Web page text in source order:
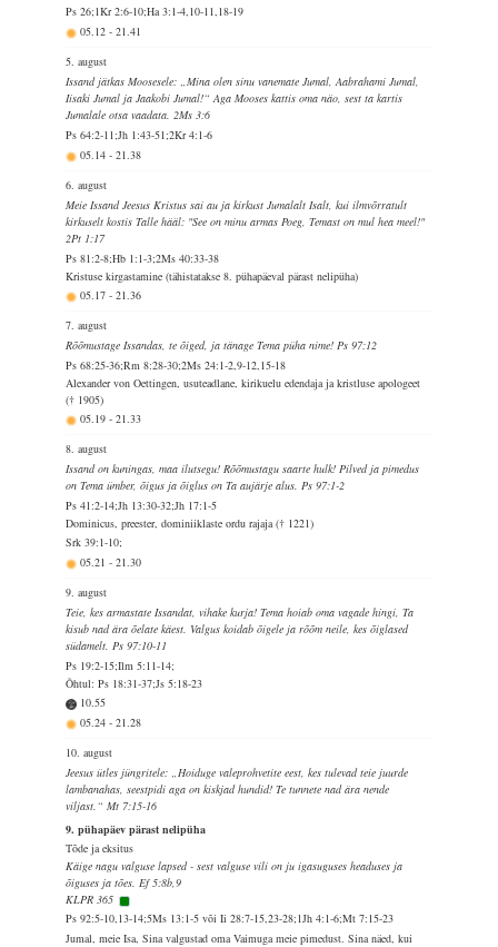
Ps 26;1Kr 2:6-10;Ha 3:1-4,10-11,18-19
05.12-21.41
5. august
Issand jätkas Moosesele: „Mina olen sinu vanemate Jumal, Aabrahami Jumal,
Iisaki Jumal ja Jaakobi Jumal!“ Aga Mooses kattis oma näo, sest ta kartis
Jumalale otsa vaadata. 2Ms 3:6
Ps 64:2-11;Jh 1:43-51;2Kr 4:1-6
05.14-21.38
6. august
Meie Issand Jeesus Kristus sai au ja kirkust Jumalalt Isalt, kui ilmvõrratult
kirkuselt kostis Talle hääl: "See on minu armas Poeg, Temast on mul hea meel!"
2Pt 1:17
Ps 81:2-8;Hb 1:1-3;2Ms 40:33-38
Kristuse kirgastamine (tähistatakse 8. pühapäeval pärast nelipüha)
05.17-21.36
7. august
Rõõmustage Issandas, te õiged, ja tänage Tema püha nime! Ps 97:12
Ps 68:25-36;Rm 8:28-30;2Ms 24:1-2,9-12,15-18
Alexander von Oettingen, usuteadlane, kirikuelu edendaja ja kristluse apologeet
(† 1905)
05.19-21.33
8. august
Issand on kuningas, maa ilutsegu! Rõõmustagu saarte hulk! Pilved ja pimedus
on Tema ümber, õigus ja õiglus on Ta aujärje alus. Ps 97:1-2
Ps 41:2-14;Jh 13:30-32;Jh 17:1-5
Dominicus, preester, dominiiklaste ordu rajaja († 1221)
Srk 39:1-10;
05.21-21.30
9. august
Teie, kes armastate Issandat, vihake kurja! Tema hoiab oma vagade hingi, Ta
kisub nad ära õelate käest. Valgus koidab õigele ja rõõm neile, kes õiglased
südamelt. Ps 97:10-11
Ps 19:2-15;Ilm 5:11-14;
Õhtul: Ps 18:31-37;Js 5:18-23
10.55
05.24-21.28
10. august
Jeesus ütles jüngritele: „Hoiduge valeprohvetite eest, kes tulevad teie juurde
lambanahas, seestpidi aga on kiskjad hundid! Te tunnete nad ära nende
viljast.“ Mt 7:15-16
9. pühapäev pärast nelipüha
Tõde ja eksitus
Käige nagu valguse lapsed - sest valguse vili on ju igasuguses headuses ja
õiguses ja tões. Ef 5:8b,9
KLPR 365
Ps 92:5-10,13-14;5Ms 13:1-5 või Ii 28:7-15,23-28;1Jh 4:1-6;Mt 7:15-23
Jumal, meie Isa, Sina valgustad oma Vaimuga meie pimedust. Sina näed, kui